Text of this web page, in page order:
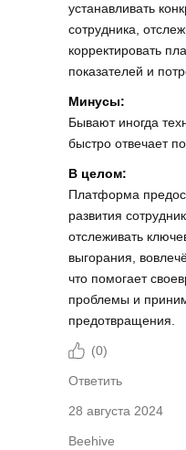
устанавливать
сотрудника,
корректировать
показателей и
Минусы:
Бывают иногда
быстро отвечает
В целом:
Платформа
развития
отслеживать
выгорания,
что помогает
проблемы и
предотвращения.
(0)
Ответить
28 августа 2024
Beehive